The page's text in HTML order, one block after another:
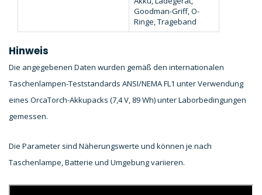
Goodman-Griff, O-
Ringe, Trageband
Hinweis
Die angegebenen Daten wurden gemäß den internationalen
Taschenlampen-Teststandards ANSI/NEMA FL1 unter Verwendung
eines OrcaTorch-Akkupacks (7,4 V, 89 Wh) unter Laborbedingungen
gemessen.
Die Parameter sind Näherungswerte und können je nach
Taschenlampe, Batterie und Umgebung variieren.